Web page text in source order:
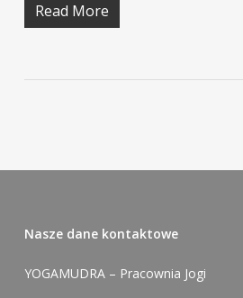
Read More
Nasze dane kontaktowe
YOGAMUDRA – Pracownia Jogi